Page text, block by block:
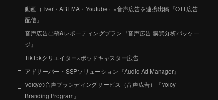
動画（Tver・ABEMA・Youtube）×音声広告を連携出稿『OTT広告
配信』
音声広告出稿&レポーティングプラン『音声広告 購買分析パッケー
ジ』
TikTokクリエイター×ポッドキャスター広告
アドサーバー・SSPソリューション『Audio Ad Manager』
Voicyの音声ブランディングサービス（音声広告）『Voicy
Branding Program』